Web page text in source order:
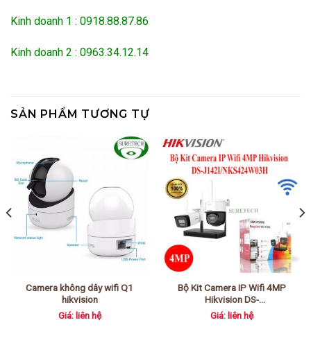
Kinh doanh 1 : 0918.88.87.86
Kinh doanh 2 : 0963.34.12.14
SẢN PHẨM TƯƠNG TỰ
Camera không dây wifi Q1
hikvision
Giá: liên hệ
Bộ Kit Camera IP Wifi 4MP
Hikvision DS-
J142I/NKS424W03H – Giải Pháp
An Ninh Từ SURETECH
Giá: liên hệ